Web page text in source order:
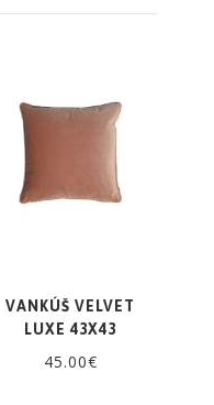
VANKÚŠ VELVET
LUXE 43X43
45.00€